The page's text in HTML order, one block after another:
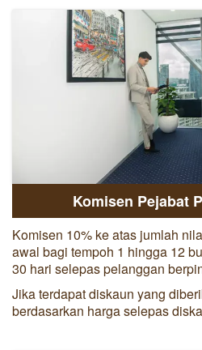
Komisen Pejabat
Komisen 10% ke atas jumlah
awal bagi tempoh 1 hingga 12
30 hari selepas pelanggan
Jika terdapat diskaun yang
berdasarkan harga selepas